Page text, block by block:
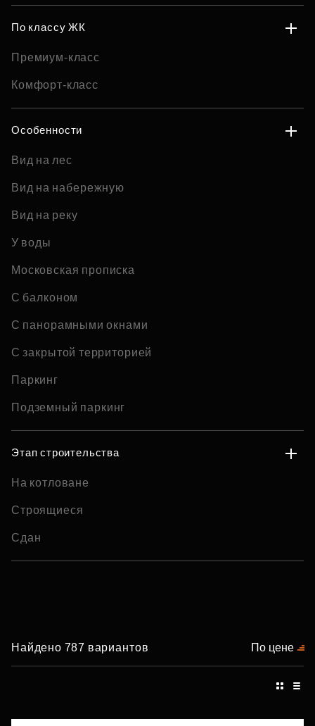
По классу ЖК
Премиум-класс
Комфорт-класс
Особенности
Вид на лес
Вид на набережную
Вид на реку
У воды
Московская прописка
С балконом
С панорамными окнами
С закрытой территорией
Паркинг
Подземный паркинг
Этап строительства
На котловане
Строящиеся
Сдан
Найдено 787 вариантов По цене